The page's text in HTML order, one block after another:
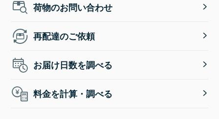
荷物のお問い合わせ
再配達のご依頼
お届け日数を調べる
料金を計算・調べる